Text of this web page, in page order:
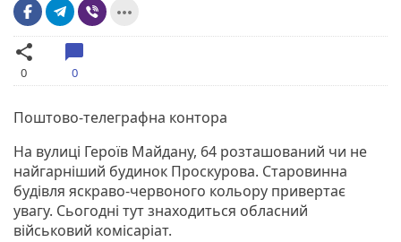
more_horiz
share
0
chat_bubble
0
Поштово-телеграфна контора
На вулиці Героїв Майдану, 64 розташований чи не
найгарніший будинок Проскурова. Старовинна
будівля яскраво-червоного кольору привертає
увагу. Сьогодні тут знаходиться обласний
військовий комісаріат.